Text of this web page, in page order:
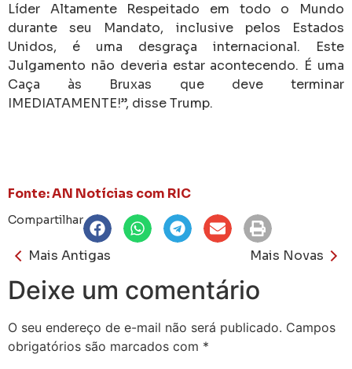
Líder Altamente Respeitado em todo o Mundo
durante seu Mandato, inclusive pelos Estados
Unidos, é uma desgraça internacional. Este
Julgamento não deveria estar acontecendo. É uma
Caça às Bruxas que deve terminar
IMEDIATAMENTE!”, disse Trump.
Fonte: AN Notícias com RIC
Compartilhar
Mais Antigas Mais Novas
Deixe um comentário
O seu endereço de e-mail não será publicado. Campos
obrigatórios são marcados com *